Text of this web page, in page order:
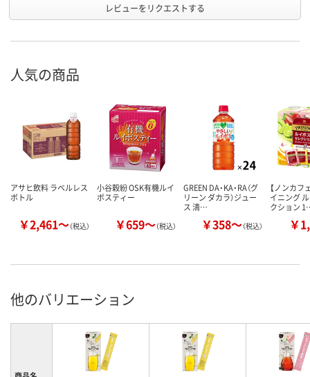
レビューをリクエストする
人気の商品
アサヒ飲料 ラベルレス
ボトル
￥2,461～（税込）
小谷穀紛 OSK有機ルイ
ボスティー
￥659～（税込）
GREEN DA・KA・RA（グ
リーン ダカラ）ジュー
ス 清…
￥358～（税込）
【ノンカフ
イニング
クション
￥
他のバリエーション